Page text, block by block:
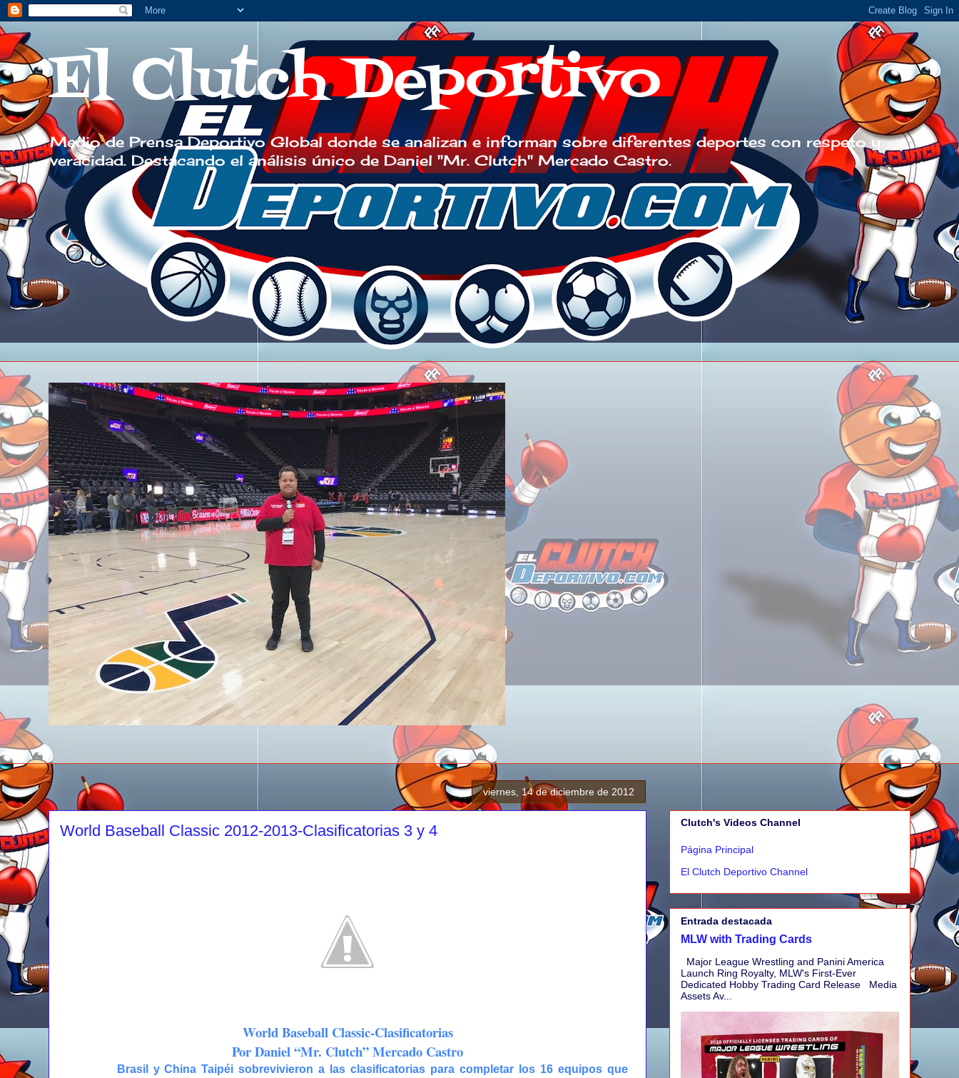
El Clutch Deportivo
Medio de Prensa Deportivo Global donde se analizan e informan sobre diferentes deportes con respeto y
veracidad. Destacando el análisis único de Daniel "Mr. Clutch" Mercado Castro.
viernes, 14 de diciembre de 2012
World Baseball Classic 2012-2013-Clasificatorias 3 y 4
World Baseball Classic-Clasificatorias
Por Daniel “Mr. Clutch” Mercado Castro
Brasil y China Taipéi sobrevivieron a las clasificatorias para completar los 16 equipos que
Clutch's Videos Channel
Página Principal
El Clutch Deportivo Channel
Entrada destacada
MLW with Trading Cards
Major League Wrestling and Panini America
Launch Ring Royalty, MLW's First-Ever
Dedicated Hobby Trading Card Release Media
Assets Av...